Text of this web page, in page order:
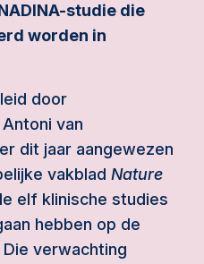
studie die
worden in
door
van
dit jaar aangewezen
vakblad Nature
elf klinische studies
hebben op de
verwachting